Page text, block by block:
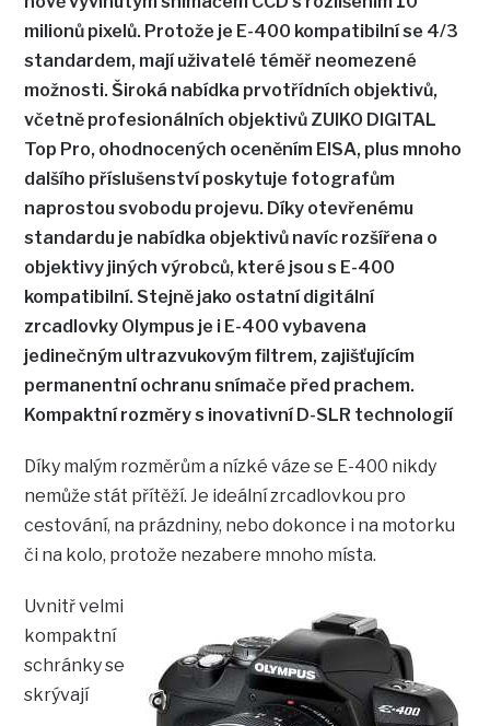
milionů pixelů. Protože je E-400 kompatibilní se 4/3
standardem, mají uživatelé téměř neomezené
možnosti. Široká nabídka prvotřídních objektivů,
včetně profesionálních objektivů ZUIKO DIGITAL
Top Pro, ohodnocených oceněním EISA, plus mnoho
dalšího příslušenství poskytuje fotografům
naprostou svobodu projevu. Díky otevřenému
standardu je nabídka objektivů navíc rozšířena o
objektivy jiných výrobců, které jsou s E-400
kompatibilní. Stejně jako ostatní digitální
zrcadlovky Olympus je i E-400 vybavena
jedinečným ultrazvukovým filtrem, zajišťujícím
permanentní ochranu snímače před prachem.
Kompaktní rozměry s inovativní D-SLR technologií
Díky malým rozměrům a nízké váze se E-400 nikdy
nemůže stát přítěží. Je ideální zrcadlovkou pro
cestování, na prázdniny, nebo dokonce i na motorku
či na kolo, protože nezabere mnoho místa.
Uvnitř velmi
kompaktní
schránky se
skrývají